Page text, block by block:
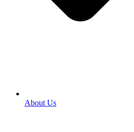
About Us